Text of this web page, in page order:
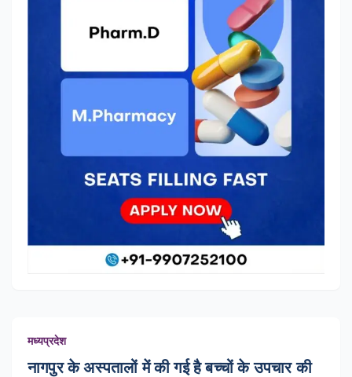
मध्यप्रदेश
नागपुर के अस्पतालों में की गई है बच्चों के उपचार की